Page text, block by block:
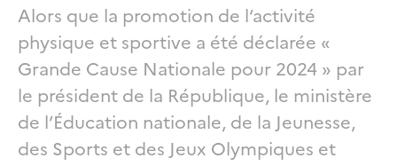
Alors que la promotion de l‘activité
physique et sportive a été déclarée «
Grande Cause Nationale pour 2024 » par
le président de la République, le ministère
de l’Éducation nationale, de la Jeunesse,
des Sports et des Jeux Olympiques et